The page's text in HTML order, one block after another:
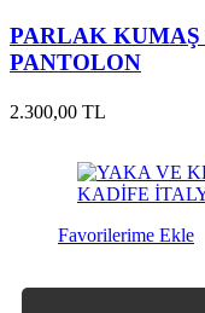
PARLAK
PANTOLON
2.300,00 TL
Favorilerime Ekle